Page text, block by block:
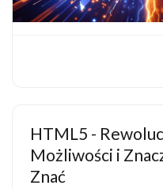
HTML5 -
Możliwości i
Znać